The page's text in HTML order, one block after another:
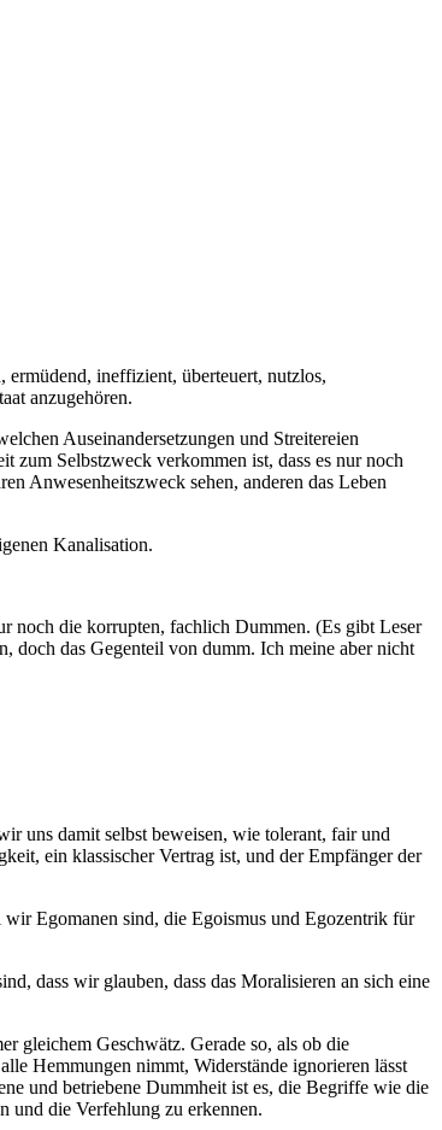
ermüdend, ineffizient, überteuert, nutzlos,
anzugehören.
Auseinandersetzungen und Streitereien
zum Selbstzweck verkommen ist, dass es nur noch
Anwesenheitszweck sehen, anderen das Leben
Kanalisation.
noch die korrupten, fachlich Dummen. (Es gibt Leser
doch das Gegenteil von dumm. Ich meine aber nicht
uns damit selbst beweisen, wie tolerant, fair und
ein klassischer Vertrag ist, und der Empfänger der
Egomanen sind, die Egoismus und Egozentrik für
dass wir glauben, dass das Moralisieren an sich eine
gleichem Geschwätz. Gerade so, als ob die
Hemmungen nimmt, Widerstände ignorieren lässt
und betriebene Dummheit ist es, die Begriffe wie die
und die Verfehlung zu erkennen.